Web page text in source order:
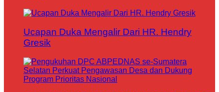
Ucapan Duka Mengalir Dari HR. Hendry
Gresik